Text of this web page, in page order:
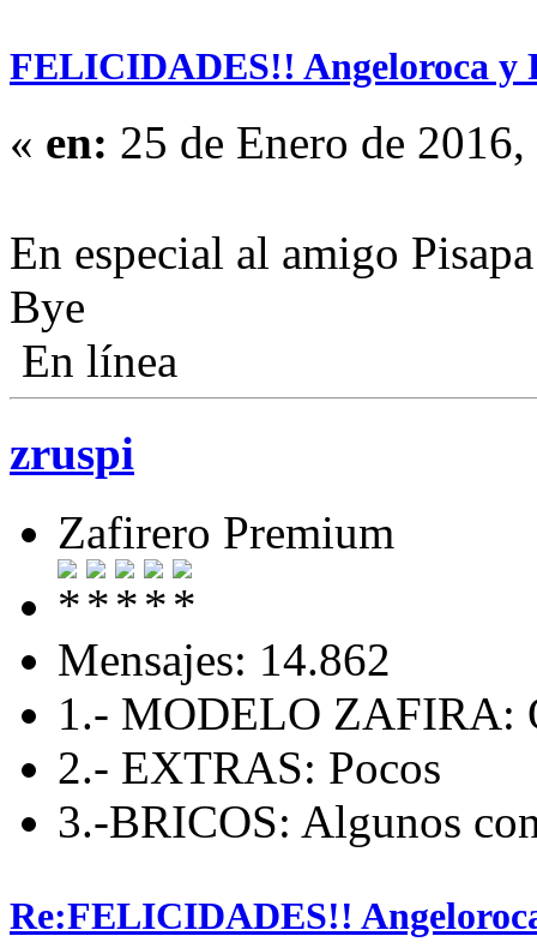
FELICIDADES!! Angeloroca y
« en: 25 de Enero de
En especial al amigo
Bye
En línea
zruspi
Zafirero Premium
Mensajes: 14.862
1.- MODELO ZAFIRA:
2.- EXTRAS: Pocos
3.-BRICOS: Algunos
Re:FELICIDADES!!